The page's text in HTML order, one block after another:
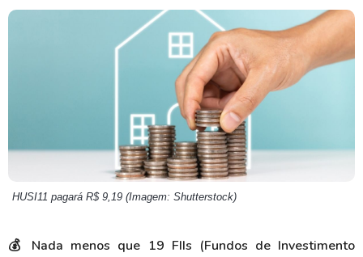
HUSI11 pagará R$ 9,19 (Imagem: Shutterstock)
💰 Nada menos que 19 FIIs (Fundos de Investimento